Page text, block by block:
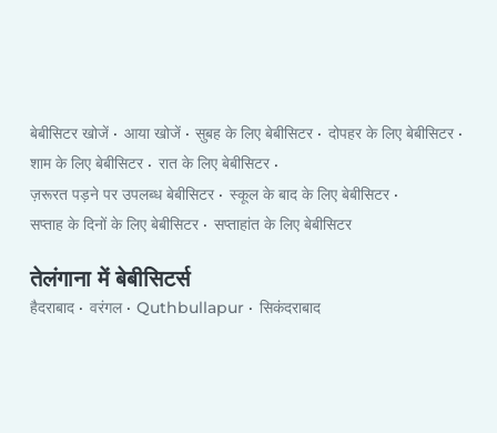
बेबीसिटर खोजें आया खोजें सुबह के लिए बेबीसिटर
दोपहर के लिए बेबीसिटर
शाम के लिए बेबीसिटर
रात के लिए बेबीसिटर
ज़रूरत पड़ने पर उपलब्ध बेबीसिटर
स्कूल के बाद के लिए बेबीसिटर
सप्ताह के दिनों के लिए बेबीसिटर
सप्ताहांत के लिए बेबीसिटर
तेलंगाना में बेबीसिटर्स
हैदराबाद वरंगल Quthbullapur सिकंदराबाद